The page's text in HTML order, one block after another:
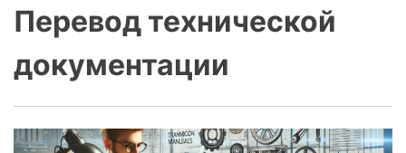
Перевод технической
документации